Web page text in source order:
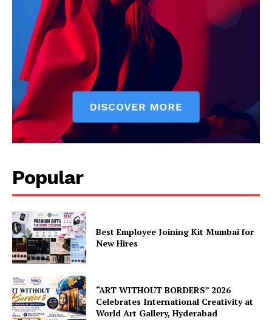
Popular
Best Employee Joining Kit Mumbai for
New Hires
“ART WITHOUT BORDERS” 2026
Celebrates International Creativity at
World Art Gallery, Hyderabad